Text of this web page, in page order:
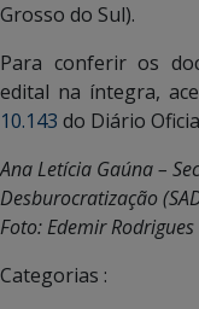
Grosso do Sul).
Para conferir os
edital na íntegra,
10.143 do Diário
Ana Letícia Gaúna –
Desburocratização
Foto: Edemir Rodrigues
Categorias :